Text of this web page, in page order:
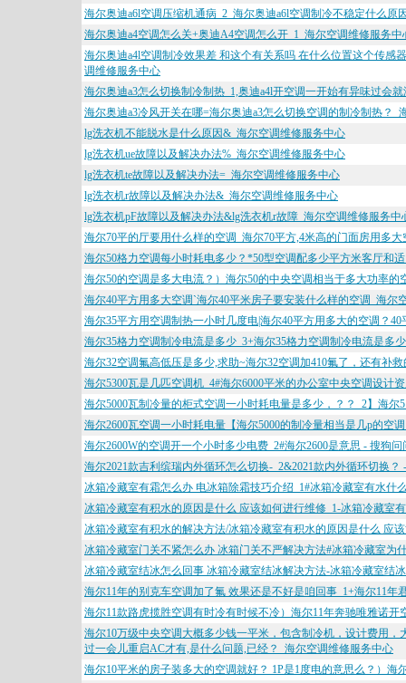
海尔奥迪a6l空调压缩机通病_2_海尔奥迪a6l空调制冷不稳定什么原
海尔奥迪a4空调怎么关+奥迪A4空调怎么开_1_海尔空调维修服务中
海尔奥迪a4l空调制冷效果差 和这个有关系吗 在什么位置这个传感
调维修服务中心
海尔奥迪a3怎么切换制冷制热_1,奥迪a4l开空调一开始有异味过会
海尔奥迪a3冷风开关在哪=海尔奥迪a3怎么切换空调的制冷制热？_
lg洗衣机不能脱水是什么原因&_海尔空调维修服务中心
lg洗衣机ue故障以及解决办法%_海尔空调维修服务中心
lg洗衣机te故障以及解决办法=_海尔空调维修服务中心
lg洗衣机r故障以及解决办法&_海尔空调维修服务中心
lg洗衣机pF故障以及解决办法&lg洗衣机r故障_海尔空调维修服务中
海尔70平的厅要用什么样的空调_海尔70平方,4米高的门面房用多
海尔50格力空调每小时耗电多少？*50型空调配多少平方米客厅和
海尔50的空调是多大电流？）海尔50的中央空调相当于多大功率的
海尔40平方用多大空调`海尔40平米房子要安装什么样的空调_海尔
海尔35平方用空调制热一小时几度电|海尔40平方用多大的空调？
海尔35格力空调制冷电流是多少_3+海尔35格力空调制冷电流是多
海尔32空调氟高低压是多少,求助~海尔32空调加410氟了，还有补
海尔5300瓦是几匹空调机_4#海尔6000平米的办公室中央空调设计
海尔5000瓦制冷量的柜式空调一小时耗电量是多少，？？_2】海
海尔2600瓦空调一小时耗电量【海尔5000的制冷量相当是几p的空
海尔2600W的空调开一个小时多少电费_2#海尔2600是意思 - 搜狗
海尔2021款吉利缤瑞内外循环怎么切换-_2&2021款内外循环切换
冰箱冷藏室有霜怎么办 电冰箱除霜技巧介绍_1#冰箱冷藏室有水什
冰箱冷藏室有积水的原因是什么 应该如何进行维修_1-冰箱冷藏室
冰箱冷藏室有积水的解决方法/冰箱冷藏室有积水的原因是什么 应
冰箱冷藏室门关不紧怎么办 冰箱门关不严解决方法#冰箱冷藏室为
冰箱冷藏室结冰怎么回事 冰箱冷藏室结冰解决方法-冰箱冷藏室结
海尔11年的别克车空调加了氟 效果还是不好是咱回事_1+海尔11
海尔11款路虎揽胜空调有时冷有时候不冷）海尔11年奔驰唯雅诺
海尔10万级中央空调大概多少钱一平米，包含制冷机，设计费用
过一会儿重启AC才有,是什么问题,已经？_海尔空调维修服务中心
海尔10平米的房子装多大的空调就好？ 1P是1度电的意思么？）